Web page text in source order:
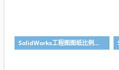
SolidWorks工程图图纸比例修改快速方法